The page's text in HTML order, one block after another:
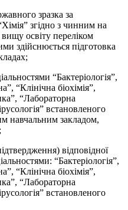
зразка за
згідно з чинним на
освіту переліком
здійснюється підготовка
“Бактеріологія”,
“Клінічна біохімія”,
“Лабораторна
встановленого
навчальним закладом,
відповідної
“Бактеріологія”,
“Клінічна біохімія”,
“Лабораторна
встановленого